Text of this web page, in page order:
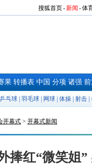
搜狐首页-新闻 -体
果 转播表 中国 分项 诸强
乒乓球 羽毛球 网球 体操 射击
开幕式 > 开幕式新闻
捧红“微笑姐